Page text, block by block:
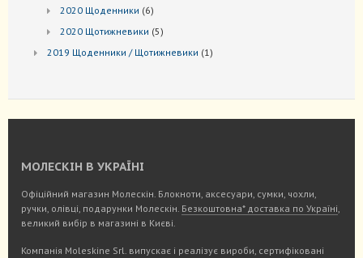
2020 Щоденники 66
2020 Щотижневики 55
2019 Щоденники / Щотижневики 11
МОЛЕСКІН В УКРАЇНІ
Офіційний магазин Молескін. Блокноти, аксесуари, сумки, чохли,
ручки, олівці, подарунки Молескін. Безкоштовна* доставка по Україні,
великий вибір в магазині в Києві.
Компанія Moleskine Srl. випускає і реалізує вироби, сертифіковані